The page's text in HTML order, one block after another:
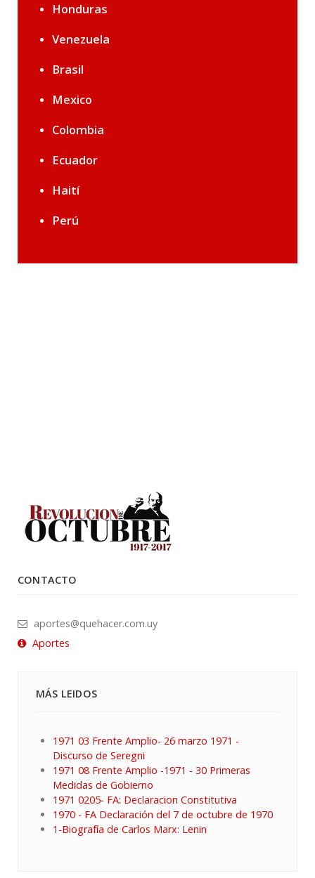
Honduras
Venezuela
Brasil
Mexico
Colombia
Ecuador
Haití
Perú
CONTACTO
aportes@quehacer.com.uy
Aportes
MÁS LEIDOS
1971 03 Frente Amplio- 26 marzo 1971 -
Discurso de Seregni
1971 08 Frente Amplio -1971 - 30 Primeras
Medidas de Gobierno
1971 0205- FA: Declaracion Constitutiva
1970 - FA Declaración del 7 de octubre de 1970
1-Biografía de Carlos Marx: Lenin